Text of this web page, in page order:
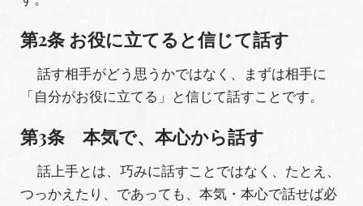
第2条 お役に立てると信じて話す
話す相手がどう思うかではなく、まずは相手に
「自分がお役に立てる」と信じて話すことです。
第3条 本気で、本心から話す
話上手とは、巧みに話すことではなく、たとえ、
つっかえたり、であっても、本気・本心で話せば必